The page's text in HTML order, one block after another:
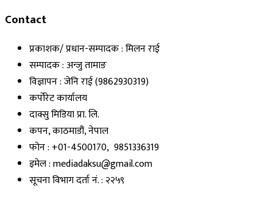
Contact
प्रकाशक/ प्रधान-सम्पादक : मिलन राई
सम्पादक : अन्जु तामाङ
विज्ञापन : जेनि राई (9862930319)
कर्पोरेट कार्यालय
दाक्सु मिडिया प्रा. लि.
कपन, काठमाडौं, नेपाल
फोन : +01-4500170, 9851336319
इमेल : mediadaksu@gmail.com
सूचना विभाग दर्ता नं. : २२५९